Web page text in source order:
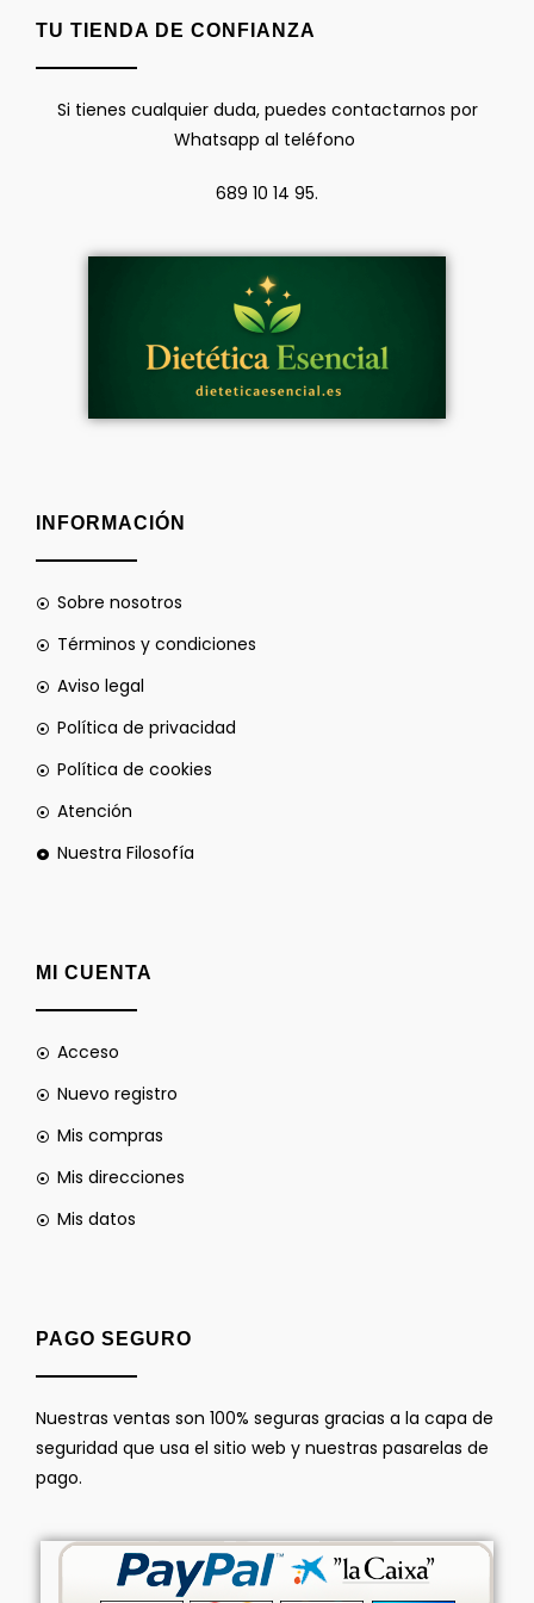
TU TIENDA DE CONFIANZA
Si tienes cualquier duda, puedes contactarnos por
Whatsapp al teléfono
689 10 14 95.
INFORMACIÓN
Sobre nosotros
Términos y condiciones
Aviso legal
Política de privacidad
Política de cookies
Atención
Nuestra Filosofía
MI CUENTA
Acceso
Nuevo registro
Mis compras
Mis direcciones
Mis datos
PAGO SEGURO
Nuestras ventas son 100% seguras gracias a la capa de
seguridad que usa el sitio web y nuestras pasarelas de
pago.